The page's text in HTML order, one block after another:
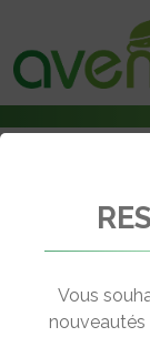
Des vélos
← Revenir aux
Vous